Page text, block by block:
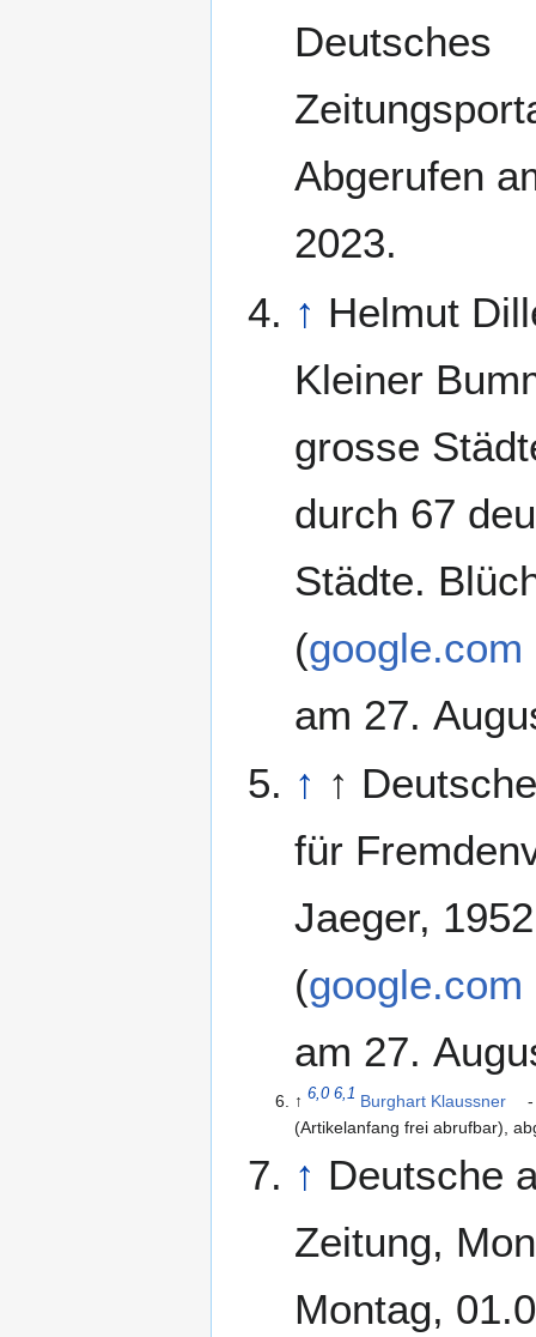
Deutsches
Abgerufen
2023.
↑ Helmut
Kleiner
grosse
durch 67
Städte.
(google.com
am 27.
↑ ↑
für
Jaeger, 1952
(google.com
am 27.
↑ 6,0 6,1 Burghart Klaussner
(Artikelanfang frei abrufbar),
↑ Deutsche
Zeitung,
Montag,